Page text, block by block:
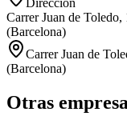
Dirección
Carrer Juan de
(Barcelona)
Carrer Juan de
(Barcelona)
Otras